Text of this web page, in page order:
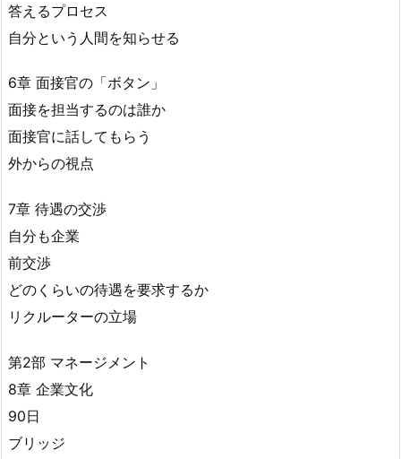
答えるプロセス
自分という人間を知らせる
6章 面接官の「ボタン」
面接を担当するのは誰か
面接官に話してもらう
外からの視点
7章 待遇の交渉
自分も企業
前交渉
どのくらいの待遇を要求するか
リクルーターの立場
第2部 マネージメント
8章 企業文化
90日
ブリッジ